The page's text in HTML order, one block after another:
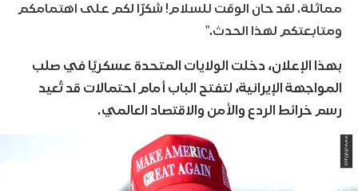
مماثلة. لقد حان الوقت للسلام! شكرًا لكم على اهتمامكم
ومتابعتكم لهذا الحدث.”
بهذا الإعلان، دخلت الولايات المتحدة عسكريًا في صلب
المواجهة الإيرانية، لتفتح الباب أمام احتمالات قد تُعيد
رسم خرائط الردع والأمن والاقتصاد العالمي.